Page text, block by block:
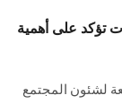
تؤكد على أهمية
لشئون المجتمع